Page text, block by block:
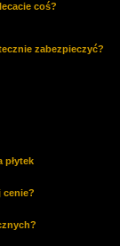
coś?
zabezpieczyć?
płytek
cenie?